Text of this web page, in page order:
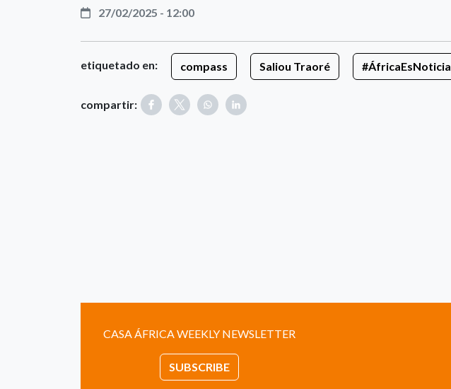
27/02/2025 - 12:00
etiquetado en: compass Saliou Traoré #ÁfricaEsNoticia
compartir:
CASA ÁFRICA WEEKLY NEWSLETTER
SUBSCRIBE